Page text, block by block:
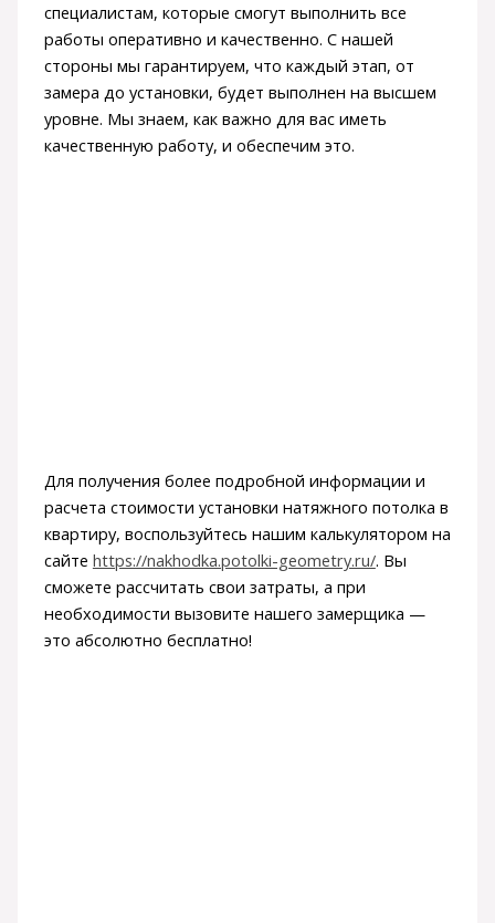
специалистам, которые смогут выполнить все
работы оперативно и качественно. С нашей
стороны мы гарантируем, что каждый этап, от
замера до установки, будет выполнен на высшем
уровне. Мы знаем, как важно для вас иметь
качественную работу, и обеспечим это.
Для получения более подробной информации и
расчета стоимости установки натяжного потолка в
квартиру, воспользуйтесь нашим калькулятором на
сайте https://nakhodka.potolki-geometry.ru/. Вы
сможете рассчитать свои затраты, а при
необходимости вызовите нашего замерщика —
это абсолютно бесплатно!